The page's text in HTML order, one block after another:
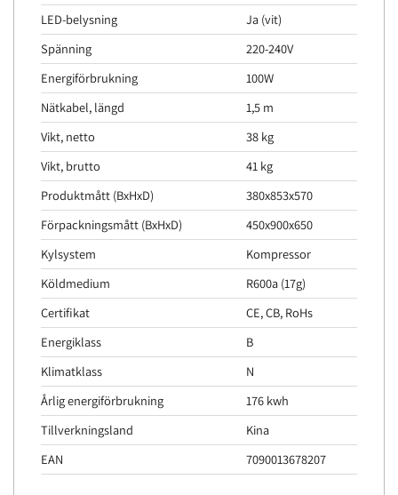
LED-belysning
Ja (vit)
Spänning
220-240V
Energiförbrukning
100W
Nätkabel, längd
1,5 m
Vikt, netto
38 kg
Vikt, brutto
41 kg
Produktmått (BxHxD)
380x853x570
Förpackningsmått (BxHxD)
450x900x650
Kylsystem
Kompressor
Köldmedium
R600a (17g)
Certifikat
CE, CB, RoHs
Energiklass
B
Klimatklass
N
Årlig energiförbrukning
176 kwh
Tillverkningsland
Kina
EAN
7090013678207